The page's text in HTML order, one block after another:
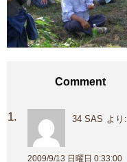
Comment
34 SAS より:
2009/9/13 日曜日 0:33:00